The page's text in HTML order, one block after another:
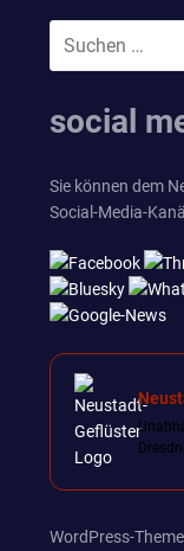
social
Sie können dem
Social-Media-
WordPress-